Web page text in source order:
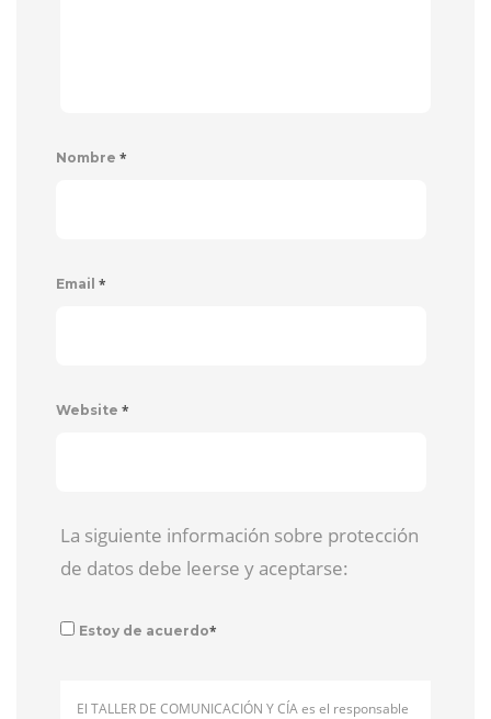
Nombre *
Email *
Website *
La siguiente información sobre protección
de datos debe leerse y aceptarse:
Estoy de acuerdo*
El TALLER DE COMUNICACIÓN Y CÍA es el responsable